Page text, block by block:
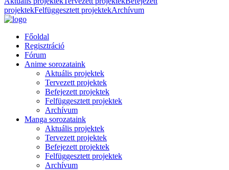
projektekFelfüggesztett projektekArchívum
Főoldal
Regisztráció
Fórum
Anime sorozataink
Aktuális projektek
Tervezett projektek
Befejezett projektek
Felfüggesztett projektek
Archívum
Manga sorozataink
Aktuális projektek
Tervezett projektek
Befejezett projektek
Felfüggesztett projektek
Archívum